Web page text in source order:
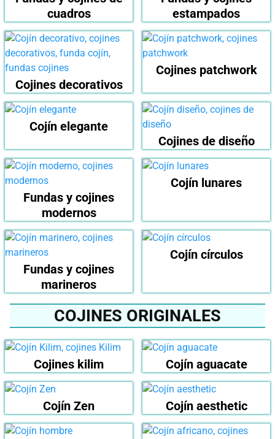
cuadros
estampados
Cojines decorativos
Cojines patchwork
Cojín elegante
Cojines de diseño
Fundas y cojines
modernos
Cojín lunares
Fundas y cojines
marineros
Cojín círculos
COJINES ORIGINALES
Cojines kilim Cojín aguacate
Cojín Zen Cojín aesthetic